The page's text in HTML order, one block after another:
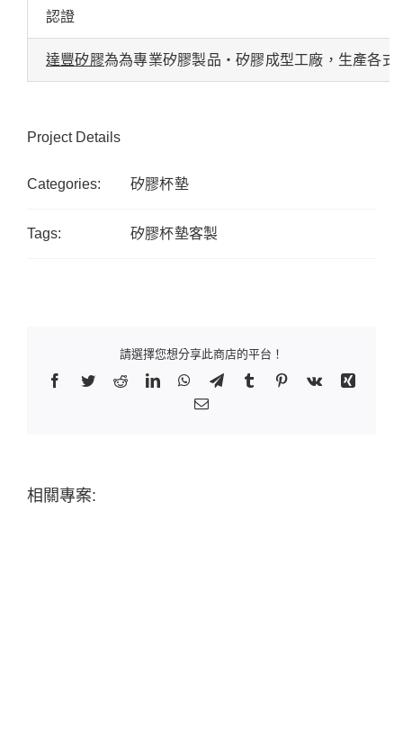
認證
達豐矽膠為為專業矽膠製品・矽膠成型工廠，生產各
Project Details
Categories: 矽膠杯墊
Tags: 矽膠杯墊客製
請選擇您想分享此商店的平台！
Facebook
TwitterRedditLinkedInWhatsApp
TelegramTumblr Pinterest
Vk
Xing
Email:
相關專案: